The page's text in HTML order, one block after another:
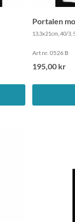
Portalen
13,3x21cm, 40/
Art nr. 0526 B
195,00 kr